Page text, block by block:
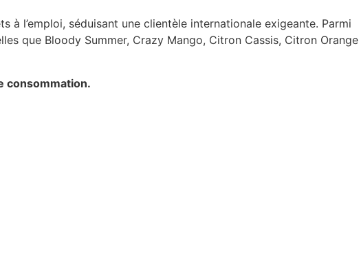
à l’emploi, séduisant une clientèle internationale exigeante. Parmi
que Bloody Summer, Crazy Mango, Citron Cassis, Citron Orange
consommation.